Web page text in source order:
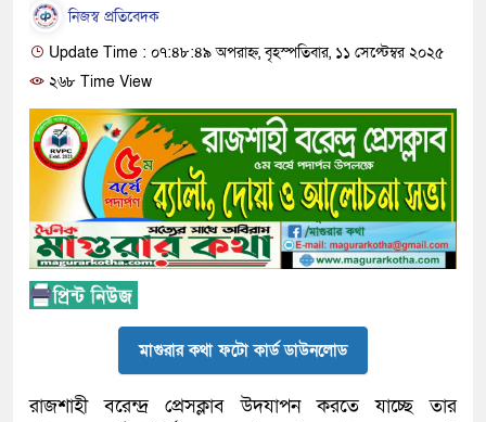
নিজস্ব প্রতিবেদক
Update Time : ০৭:৪৮:৪৯ অপরাহ্ন, বৃহস্পতিবার, ১১ সেপ্টেম্বর ২০২৫
২৬৮ Time View
মাগুরার কথা ফটো কার্ড ডাউনলোড
রাজশাহী বরেন্দ্র প্রেসক্লাব উদযাপন করতে যাচ্ছে তার